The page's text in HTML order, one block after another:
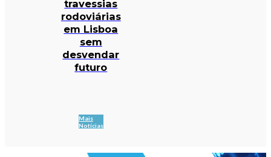
travessias
rodoviárias
em Lisboa
sem
desvendar
futuro
Mais
Notícias